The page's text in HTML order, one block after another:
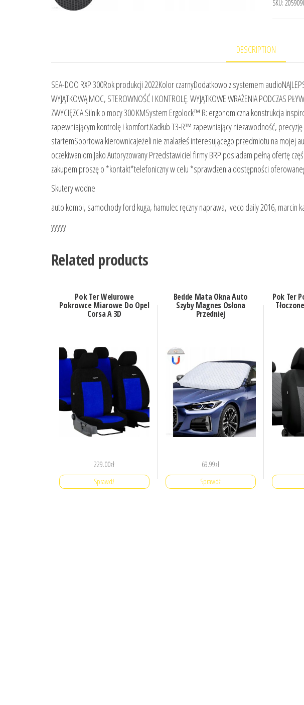
SKU:
DESCRIPTION
SEA-DOO RXP 300Rok produkcji 2022Kolor czarnyDodatkowo z systemem
WYJĄTKOWĄ MOC, STEROWNOŚĆ I KONTROLĘ. WYJĄTKOWE WRAŻENIA PODCZAS
ZWYCIĘZCA.Silnik o mocy 300 KMSystem Ergolock™ R: ergonomiczna konstrukcja
zapewniającym kontrolę i komfort.Kadłub T3-R™ zapewniający niezawodność,
startemSportowa kierownicaJeżeli nie znalazłeś interesującego przedmiotu na mojej
oczekiwaniom.Jako Autoryzowany Przedstawiciel firmy BRP posiadam pełną ofertę
zakupem proszę o *kontakt*telefoniczny w celu *sprawdzenia dostępności
Skutery wodne
auto kombi, samochody ford kuga, hamulec ręczny naprawa, iveco daily 2016, marcin
yyyyy
Related products
Pok Ter Welurowe
Pokrowce Miarowe Do Opel
Corsa A 3D
229.00zł
Sprawdź
Bedde Mata Okna Auto
Szyby Magnes Osłona
Przedniej
69.99zł
Sprawdź
Pok Ter